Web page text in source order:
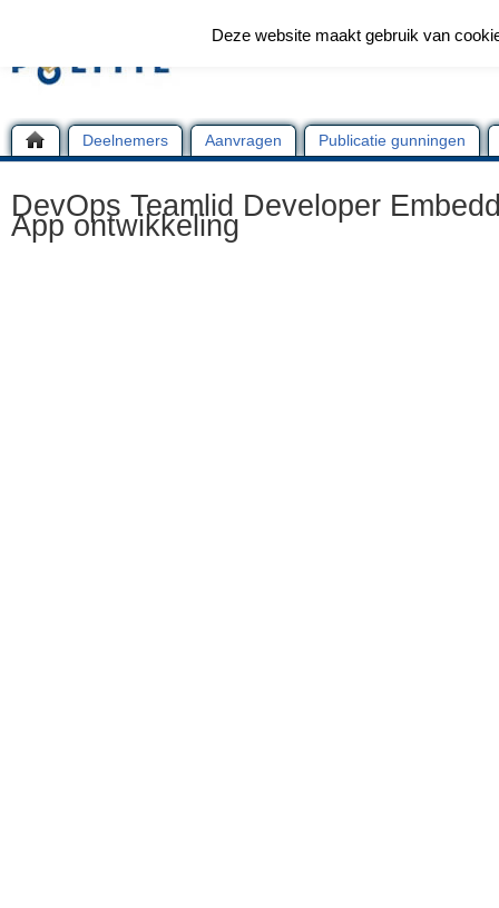
Deelnemers Aanvragen Publicatie gunningen
DevOps Teamlid Developer
App ontwikkeling
Deze website maakt gebruik van